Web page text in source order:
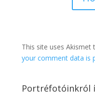
This site uses Akismet
your comment data is
Portréfotóinkról